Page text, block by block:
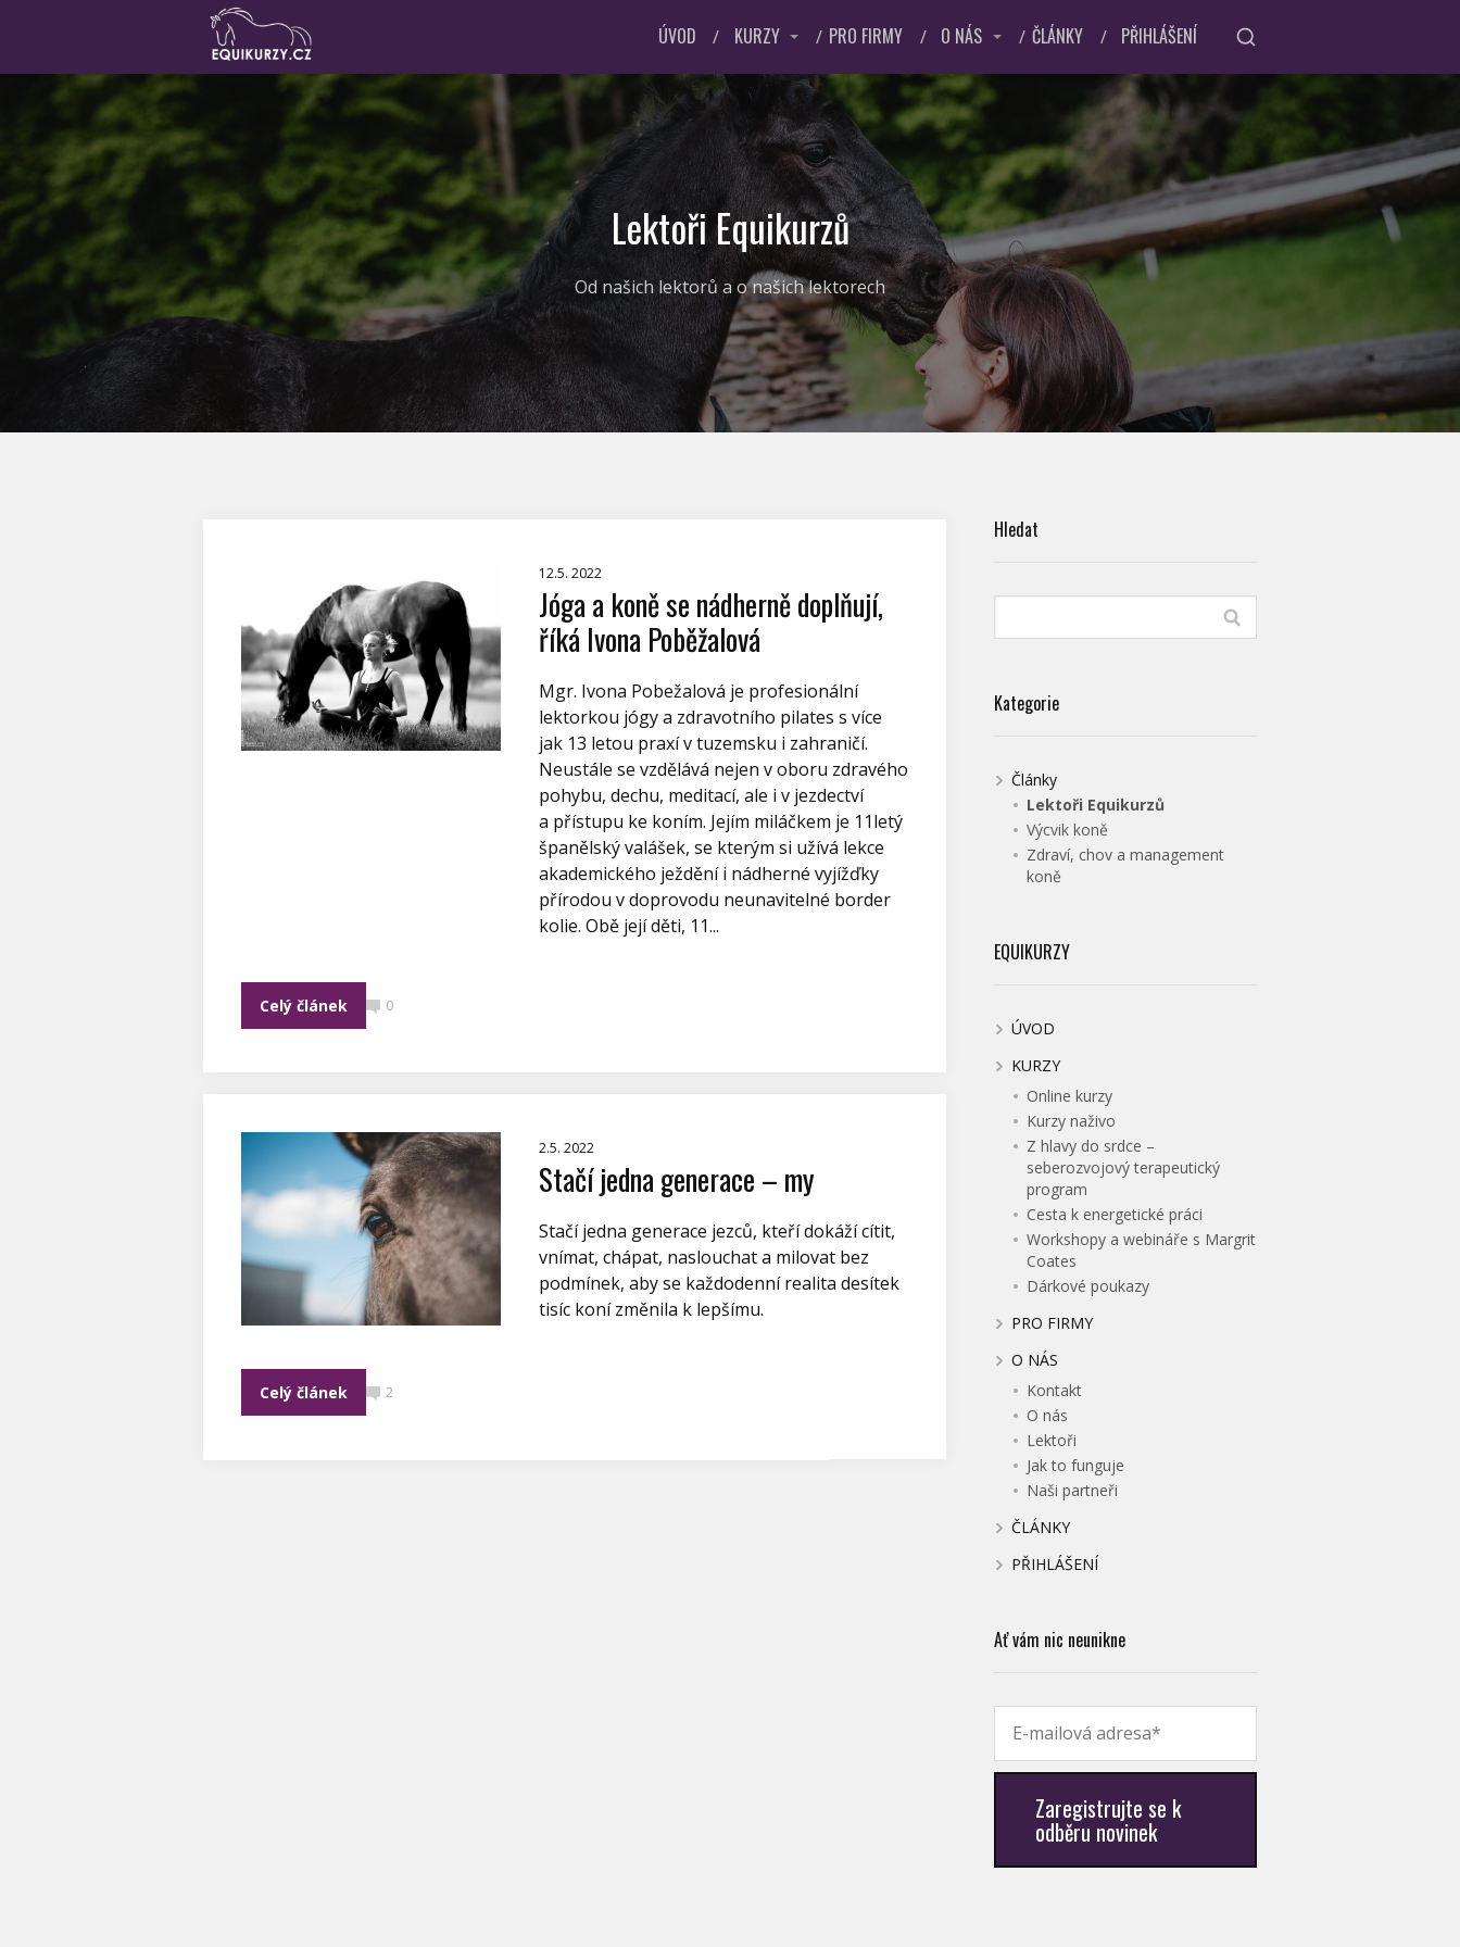
ÚVOD KURZY PRO FIRMY O NÁS ČLÁNKY PŘIHLÁŠENÍ
Lektoři Equikurzů
Od našich lektorů a o našich lektorech
12.5. 2022
Jóga a koně se nádherně doplňují,
říká Ivona Poběžalová
Mgr. Ivona Pobežalová je profesionální
lektorkou jógy a zdravotního pilates s více
jak 13 letou praxí v tuzemsku i zahraničí.
Neustále se vzdělává nejen v oboru zdravého
pohybu, dechu, meditací, ale i v jezdectví
a přístupu ke koním. Jejím miláčkem je 11letý
španělský valášek, se kterým si užívá lekce
akademického ježdění i nádherné vyjížďky
přírodou v doprovodu neunavitelné border
kolie. Obě její děti, 11...
Celý článek 0
2.5. 2022
Stačí jedna generace – my
Stačí jedna generace jezců, kteří dokáží cítit,
vnímat, chápat, naslouchat a milovat bez
podmínek, aby se každodenní realita desítek
tisíc koní změnila k lepšímu.
Celý článek 2
Hledat
Kategorie
Články
Lektoři Equikurzů
Výcvik koně
Zdraví, chov a management
koně
EQUIKURZY
ÚVOD
KURZY
Online kurzy
Kurzy naživo
Z hlavy do srdce –
seberozvojový terapeutický
program
Cesta k energetické práci
Workshopy a webináře s Margrit
Coates
Dárkové poukazy
PRO FIRMY
O NÁS
Kontakt
O nás
Lektoři
Jak to funguje
Naši partneři
ČLÁNKY
PŘIHLÁŠENÍ
Ať vám nic neunikne
Zaregistrujte se k
odběru novinek